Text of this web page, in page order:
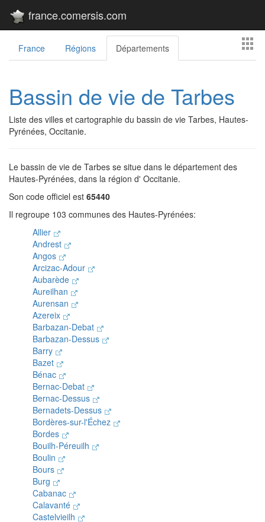
france.comersis.com
France Régions Départements
Bassin de vie de Tarbes
Liste des villes et cartographie du bassin de vie Tarbes, Hautes-
Pyrénées, Occitanie.
Le bassin de vie de Tarbes se situe dans le département des
Hautes-Pyrénées, dans la région d' Occitanie.
Son code officiel est 65440
Il regroupe 103 communes des Hautes-Pyrénées:
Allier
Andrest
Angos
Arcizac-Adour
Aubarède
Aureilhan
Aurensan
Azereix
Barbazan-Debat
Barbazan-Dessus
Barry
Bazet
Bénac
Bernac-Debat
Bernac-Dessus
Bernadets-Dessus
Bordères-sur-l'Échez
Bordes
Bouilh-Péreuilh
Boulin
Bours
Burg
Cabanac
Calavanté
Castelvieilh